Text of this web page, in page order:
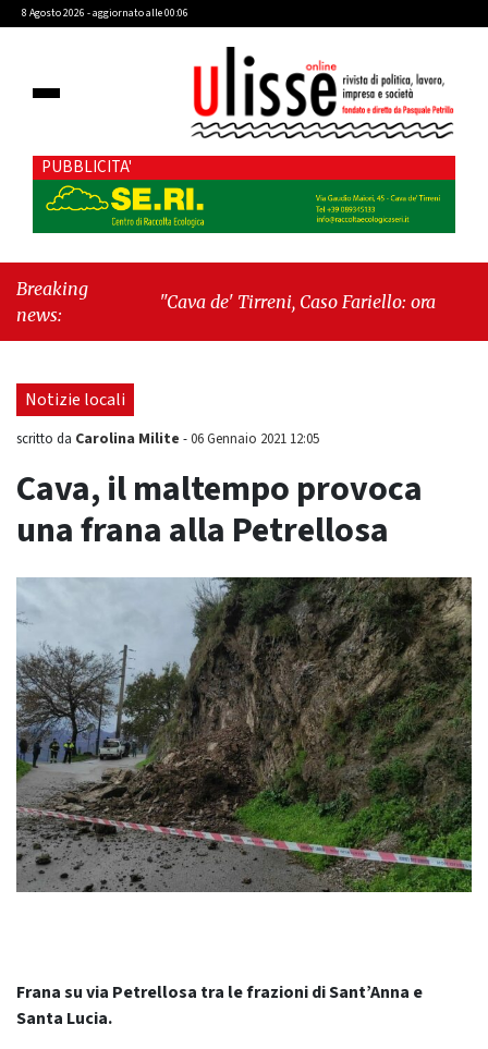
8 Agosto 2026 - aggiornato alle 00:06
PUBBLICITA'
Breaking
news:
"Cava de' Tirreni, Caso Fariello: ora torniamo ai
Notizie locali
scritto da Carolina Milite -06 Gennaio 2021 12:05
Cava, il maltempo provoca
una frana alla Petrellosa
Frana su via Petrellosa tra le frazioni di Sant’Anna e
Santa Lucia.